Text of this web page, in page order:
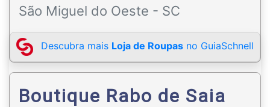
São Miguel do Oeste - SC
Descubra mais Loja de Roupas no GuiaSchnell
Boutique Rabo de Saia